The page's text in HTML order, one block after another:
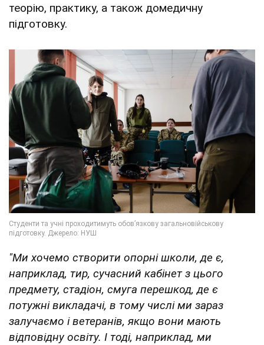
теорію, практику, а також домедичну
підготовку.
"Ми хочемо створити опорні школи, де є,
наприклад, тир, сучасний кабінет з цього
предмету, стадіон, смуга перешкод, де є
потужні викладачі, в тому числі ми зараз
залучаємо і ветеранів, якщо вони мають
відповідну освіту. І тоді, наприклад, ми